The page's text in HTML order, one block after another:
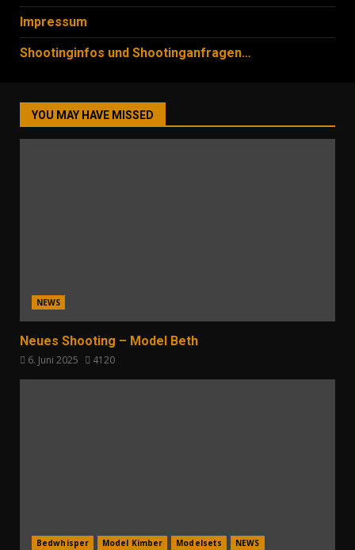
Impressum
Shootinginfos und Shootinganfragen…
YOU MAY HAVE MISSED
NEWS
Neues Shooting – Model Beth
6. Juni 2025 4120
Bedwhisper Model Kimber Modelsets NEWS